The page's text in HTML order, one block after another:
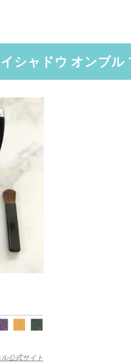
シャドウ オンブル
公式サイト